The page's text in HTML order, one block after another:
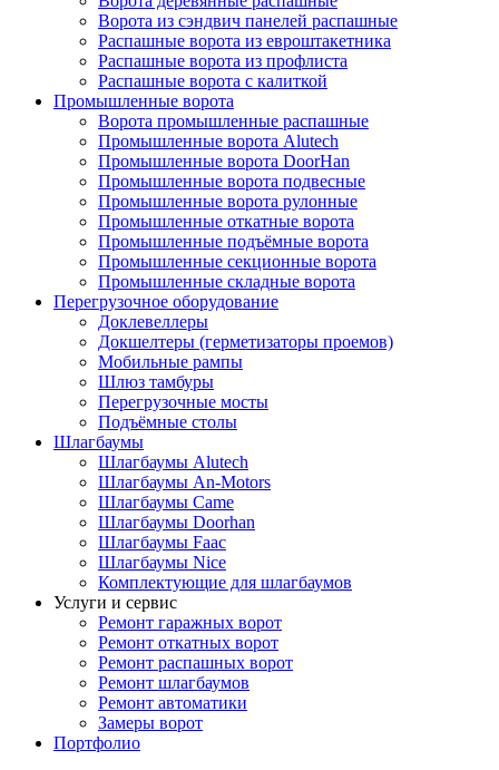
Ворота из сэндвич панелей распашные
Распашные ворота из евроштакетника
Распашные ворота из профлиста
Распашные ворота с калиткой
Промышленные ворота
Ворота промышленные распашные
Промышленные ворота Alutech
Промышленные ворота DoorHan
Промышленные ворота подвесные
Промышленные ворота рулонные
Промышленные откатные ворота
Промышленные подъёмные ворота
Промышленные секционные ворота
Промышленные складные ворота
Перегрузочное оборудование
Доклевеллеры
Докшелтеры (герметизаторы проемов)
Мобильные рампы
Шлюз тамбуры
Перегрузочные мосты
Подъёмные столы
Шлагбаумы
Шлагбаумы Alutech
Шлагбаумы An-Motors
Шлагбаумы Came
Шлагбаумы Doorhan
Шлагбаумы Faac
Шлагбаумы Nice
Комплектующие для шлагбаумов
Услуги и сервис
Ремонт гаражных ворот
Ремонт откатных ворот
Ремонт распашных ворот
Ремонт шлагбаумов
Ремонт автоматики
Замеры ворот
Портфолио